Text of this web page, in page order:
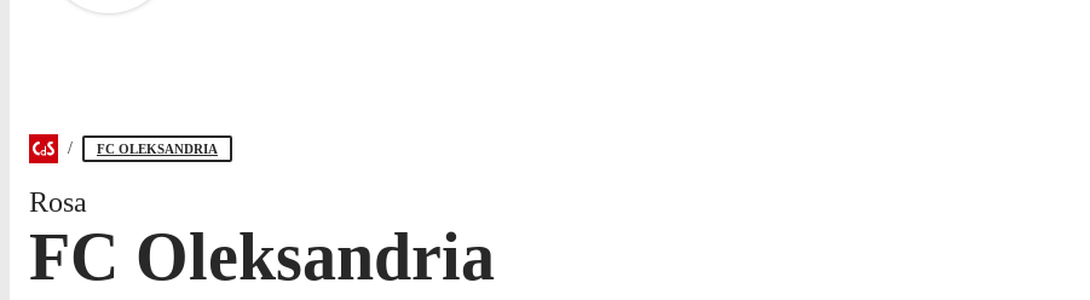
FC OLEKSANDRIA
Rosa
FC Oleksandria